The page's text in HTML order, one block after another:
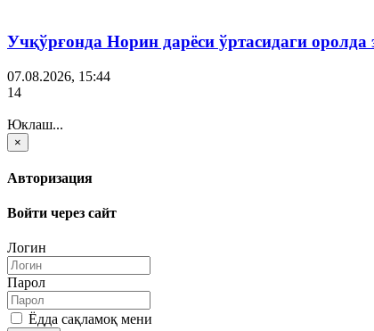
Учқўрғонда Норин дарёси ўртасидаги
07.08.2026, 15:44
14
Юклаш...
×
Авторизация
Войти через сайт
Логин
Парол
Ёдда сақламоқ мени